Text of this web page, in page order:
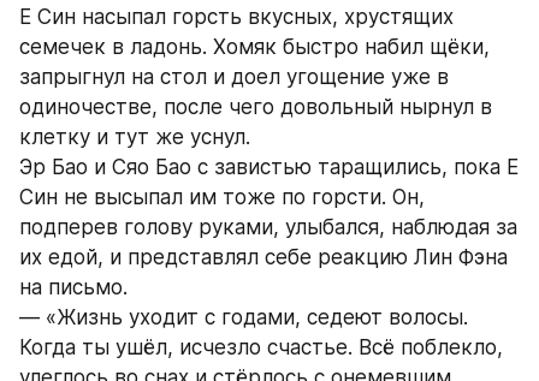
Е Син насыпал горсть вкусных, хрустящих
семечек в ладонь. Хомяк быстро набил щёки,
запрыгнул на стол и доел угощение уже в
одиночестве, после чего довольный нырнул в
клетку и тут же уснул.
Эр Бао и Сяо Бао с завистью таращились, пока Е
Син не высыпал им тоже по горсти. Он,
подперев голову руками, улыбался, наблюдая за
их едой, и представлял себе реакцию Лин Фэна
на письмо.
— «Жизнь уходит с годами, седеют волосы.
Когда ты ушёл, исчезло счастье. Всё поблекло,